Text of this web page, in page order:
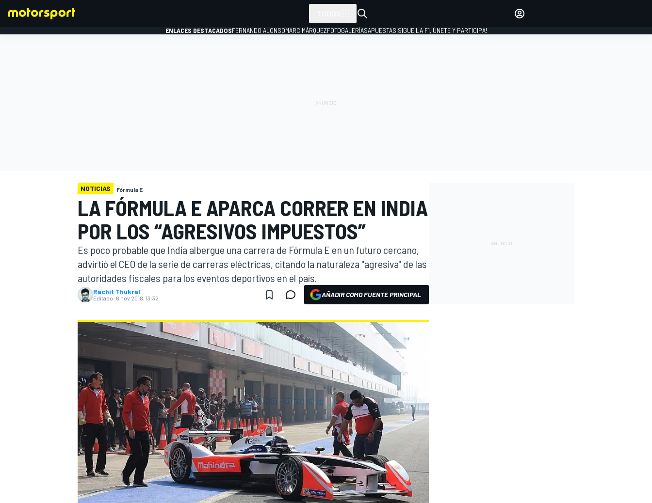
WEC FÓRMULA E
ENLACES DESTACADOSFERNANDO ALONSOMARC MÁRQUEZFOTOGALERÍASAPUESTAS¡SIGUE LA F1, ÚNETE Y PARTICIPA!
NOTICIAS Fórmula E
LA FÓRMULA E APARCA CORRER EN INDIA
POR LOS “AGRESIVOS IMPUESTOS”
Es poco probable que India albergue una carrera de Fórmula E en un futuro cercano,
advirtió el CEO de la serie de carreras eléctricas, citando la naturaleza "agresiva" de las
autoridades fiscales para los eventos deportivos en el país.
Rachit Thukral
Editado: 6 nov 2018, 13:32 AÑADIR COMO FUENTE PRINCIPAL